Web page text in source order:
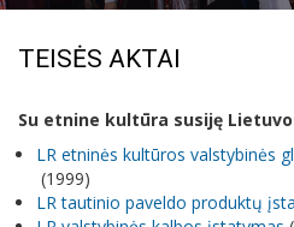
TEISĖS AKTAI
Su etnine kultūra susiję
LR etninės kultūros valstybinės
(1999)
LR tautinio paveldo produktų